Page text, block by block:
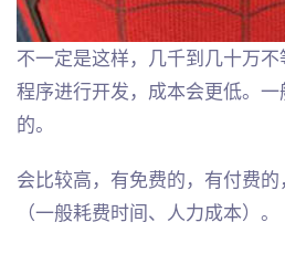
不一定是这样，几千到几十万
程序进行开发，成本会更低。
的。
会比较高，有免费的，有付费
（一般耗费时间、人力成本）。